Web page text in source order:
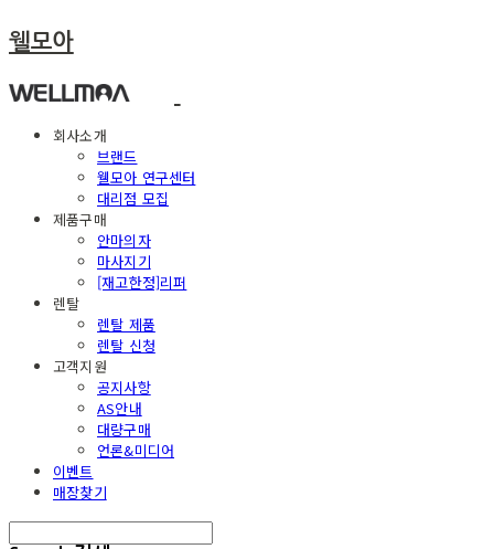
웰모아
회사소개
브랜드
웰모아 연구센터
대리점 모집
제품구매
안마의자
마사지기
[재고한정]리퍼
렌탈
렌탈 제품
렌탈 신청
고객지원
공지사항
AS안내
대량구매
언론&미디어
이벤트
매장찾기